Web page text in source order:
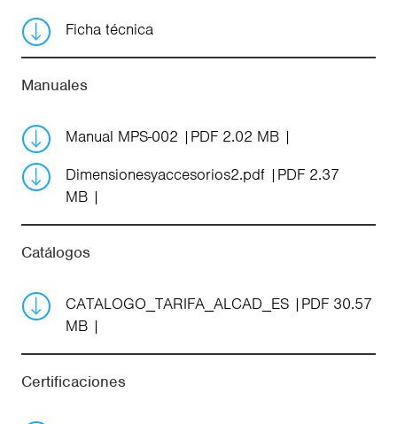
Ficha técnica
Manuales
Manual MPS-002
PDF 2.02 MB
Dimensionesyaccesorios2.pdf
PDF 2.37
MB
Catálogos
CATALOGO_TARIFA_ALCAD_ES
PDF 30.57
MB
Certificaciones